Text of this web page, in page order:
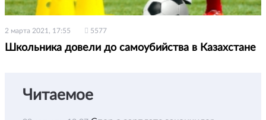
2 марта 2021, 17:55 5577
Школьника довели до самоубийства в Казахстане
Читаемое